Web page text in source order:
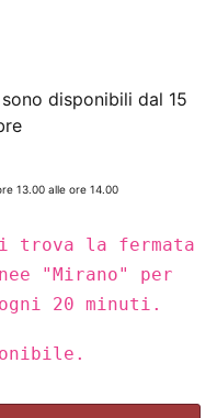
disponibili dal 15
13.00 alle ore 14.00
la fermata
"Mirano" per
20 minuti.